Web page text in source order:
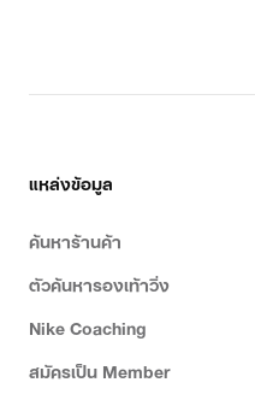
แหล่งข้อมูล
ค้นหาร้านค้า
ตัวค้นหารองเท้าวิ่ง
Nike Coaching
สมัครเป็น Member